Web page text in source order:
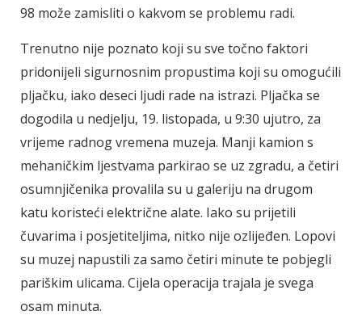
98 može zamisliti o kakvom se problemu radi.
Trenutno nije poznato koji su sve točno faktori
pridonijeli sigurnosnim propustima koji su omogućili
pljačku, iako deseci ljudi rade na istrazi. Pljačka se
dogodila u nedjelju, 19. listopada, u 9:30 ujutro, za
vrijeme radnog vremena muzeja. Manji kamion s
mehaničkim ljestvama parkirao se uz zgradu, a četiri
osumnjičenika provalila su u galeriju na drugom
katu koristeći električne alate. Iako su prijetili
čuvarima i posjetiteljima, nitko nije ozlijeđen. Lopovi
su muzej napustili za samo četiri minute te pobjegli
pariškim ulicama. Cijela operacija trajala je svega
osam minuta.